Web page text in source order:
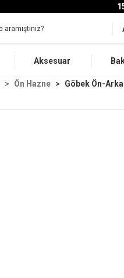
Aksesuar
Ön Hazne Göbek Ön-Arka